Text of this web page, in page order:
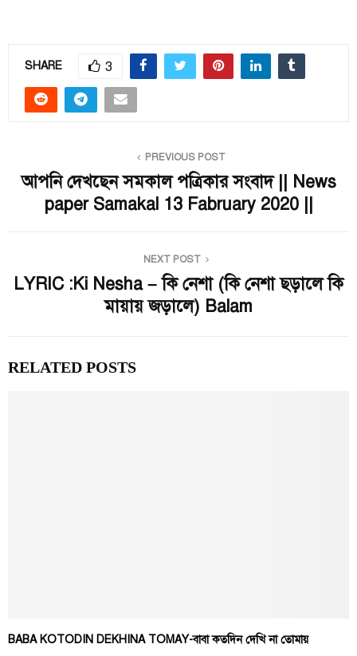
SHARE 3
PREVIOUS POST
আপনি দেখছেন সমকাল পত্রিকার সংবাদ || News
paper Samakal 13 Fabruary 2020 ||
NEXT POST
LYRIC :Ki Nesha – কি নেশা (কি নেশা ছড়ালে কি
মায়ায় জড়ালে) Balam
RELATED POSTS
BABA KOTODIN DEKHINA TOMAY-বাবা কতদিন দেখি না তোমায়